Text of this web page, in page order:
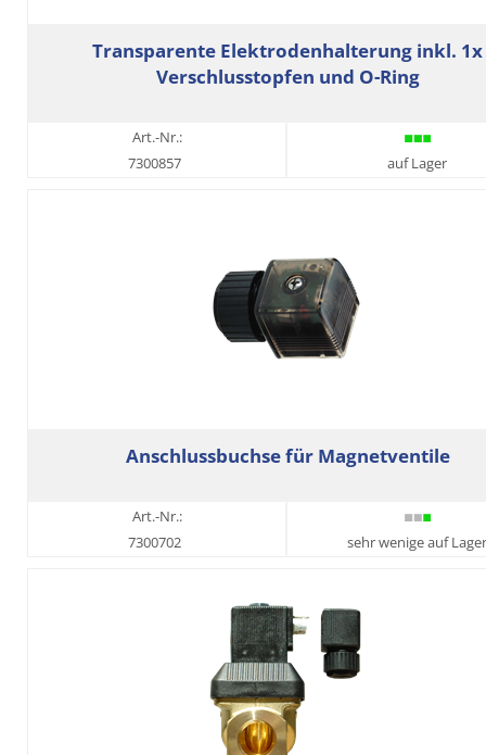
Transparente Elektrodenhalterung inkl. 1x
Verschlusstopfen und O-Ring
Art.-Nr.:
7300857
auf Lager
Anschlussbuchse für Magnetventile
Art.-Nr.:
7300702
sehr wenige auf Lager